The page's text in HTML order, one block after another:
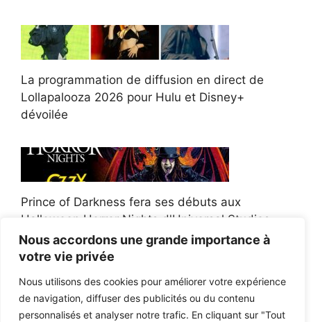
Nous accordons une grande importance à
votre vie privée
Nous utilisons des cookies pour améliorer votre expérience
de navigation, diffuser des publicités ou du contenu
personnalisés et analyser notre trafic. En cliquant sur "Tout
La programmation de diffusion en direct de
Lollapalooza 2026 pour Hulu et Disney+
dévoilée
Prince of Darkness fera ses débuts aux
Halloween Horror Nights d'Universal Studios
Afroman poursuit un policier de l'Ohio après la